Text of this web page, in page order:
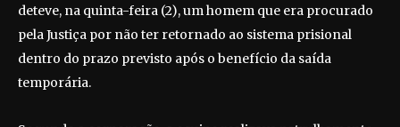
deteve, na quinta-feira (2), um homem que era procurado
pela Justiça por não ter retornado ao sistema prisional
dentro do prazo previsto após o benefício da saída
temporária.